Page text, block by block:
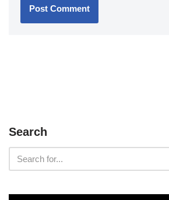
Search